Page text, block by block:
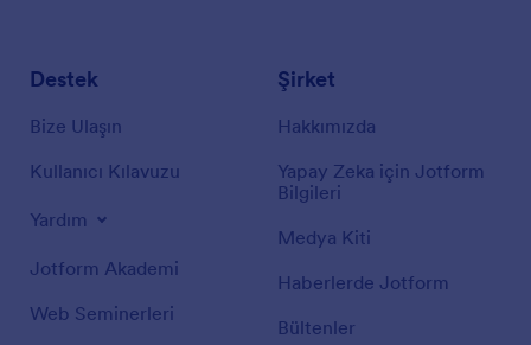
Destek
Bize Ulaşın
Kullanıcı Kılavuzu
Yardım
Jotform Akademi
Web Seminerleri
Şirket
Hakkımızda
Yapay Zeka için Jotform
Bilgileri
Medya Kiti
Haberlerde Jotform
Bültenler